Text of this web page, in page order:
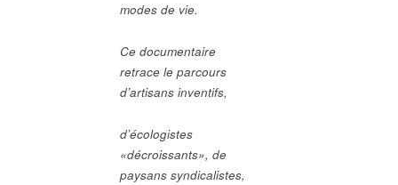
modes de vie.
Ce documentaire
retrace le parcours
d’artisans inventifs,
d’écologistes
«décroissants», de
paysans syndicalistes,